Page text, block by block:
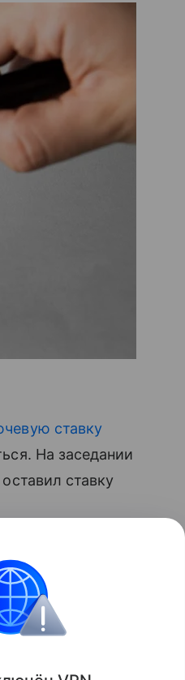
ставку
На заседании
ставку
рынке — на три
для новых
годовых,